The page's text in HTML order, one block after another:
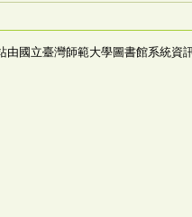
由國立臺灣師範大學圖書館系統資